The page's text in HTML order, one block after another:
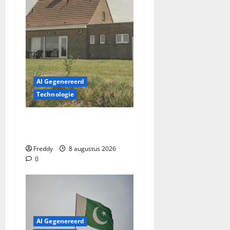
AI Gegenereerd
Technologie
Freddy
8 augustus 2026
0
AI Gegenereerd